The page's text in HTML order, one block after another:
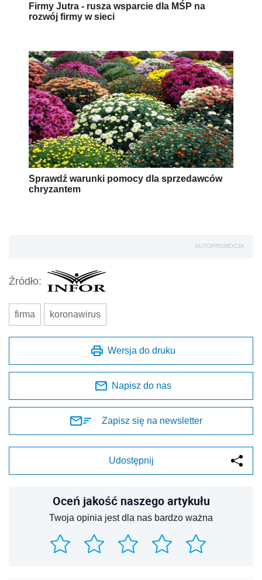
Firmy Jutra - rusza wsparcie dla MŚP na
rozwój firmy w sieci
Sprawdź warunki pomocy dla sprzedawców
chryzantem
AUTOPROMOCJA
Źródło:
firma koronawirus
Wersja do druku
Napisz do nas
Zapisz się na newsletter
Udostępnij
Oceń jakość naszego artykułu
Twoja opinia jest dla nas bardzo ważna